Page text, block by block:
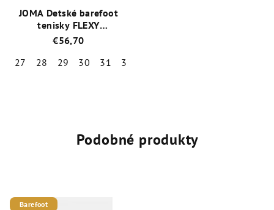
JOMA Detské barefoot
tenisky FLEXY
biele/modré
€56,70
27
28 29 30 31 32
Podobné produkty
Barefoot